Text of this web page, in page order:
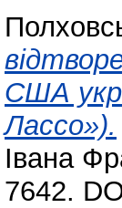
США
Лассо»).
Івана
7642.